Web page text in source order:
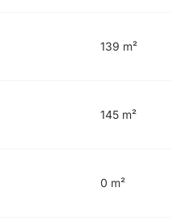
139 m²
145 m²
0 m²